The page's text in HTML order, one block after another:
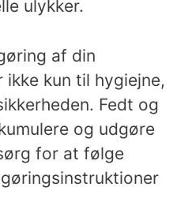
ulykker.
af din
kun til hygiejne,
Fedt og
og udgøre
for at følge